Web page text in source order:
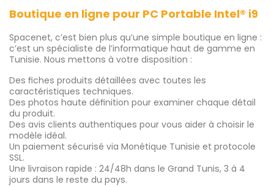
Boutique en ligne pour PC Portable Intel® i9
Spacenet, c’est bien plus qu’une simple boutique en ligne :
c’est un spécialiste de l’informatique haut de gamme en
Tunisie. Nous mettons à votre disposition :
Des fiches produits détaillées avec toutes les
caractéristiques techniques.
Des photos haute définition pour examiner chaque détail
du produit.
Des avis clients authentiques pour vous aider à choisir le
modèle idéal.
Un paiement sécurisé via Monétique Tunisie et protocole
SSL.
Une livraison rapide : 24/48h dans le Grand Tunis, 3 à 4
jours dans le reste du pays.